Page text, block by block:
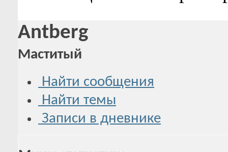
Antberg
Маститый
Найти сообщения
Найти темы
Записи в дневнике